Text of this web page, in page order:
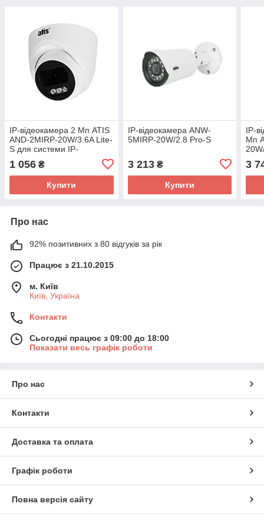
IP-відеокамера 2 Мп ATIS
AND-2MIRP-20W/3.6A Lite-
S для системи IP-
1 056 ₴
Купити
IP-відеокамера ANW-
5MIRP-20W/2.8 Pro-S
3 213₴
Купити
IP-
Мп
3
Про нас
92% позитивних з 80 відгуків за рік
Працює з 21.10.2015
м. Київ
Київ, Україна
Контакти
Сьогодні працює з 09:00 до 18:00
Показати весь графік роботи
Про нас
Контакти
Доставка та оплата
Графік роботи
Повна версія сайту